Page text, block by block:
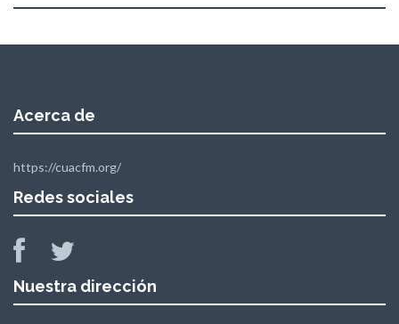
Acerca de
https://cuacfm.org/
Redes sociales
Nuestra dirección